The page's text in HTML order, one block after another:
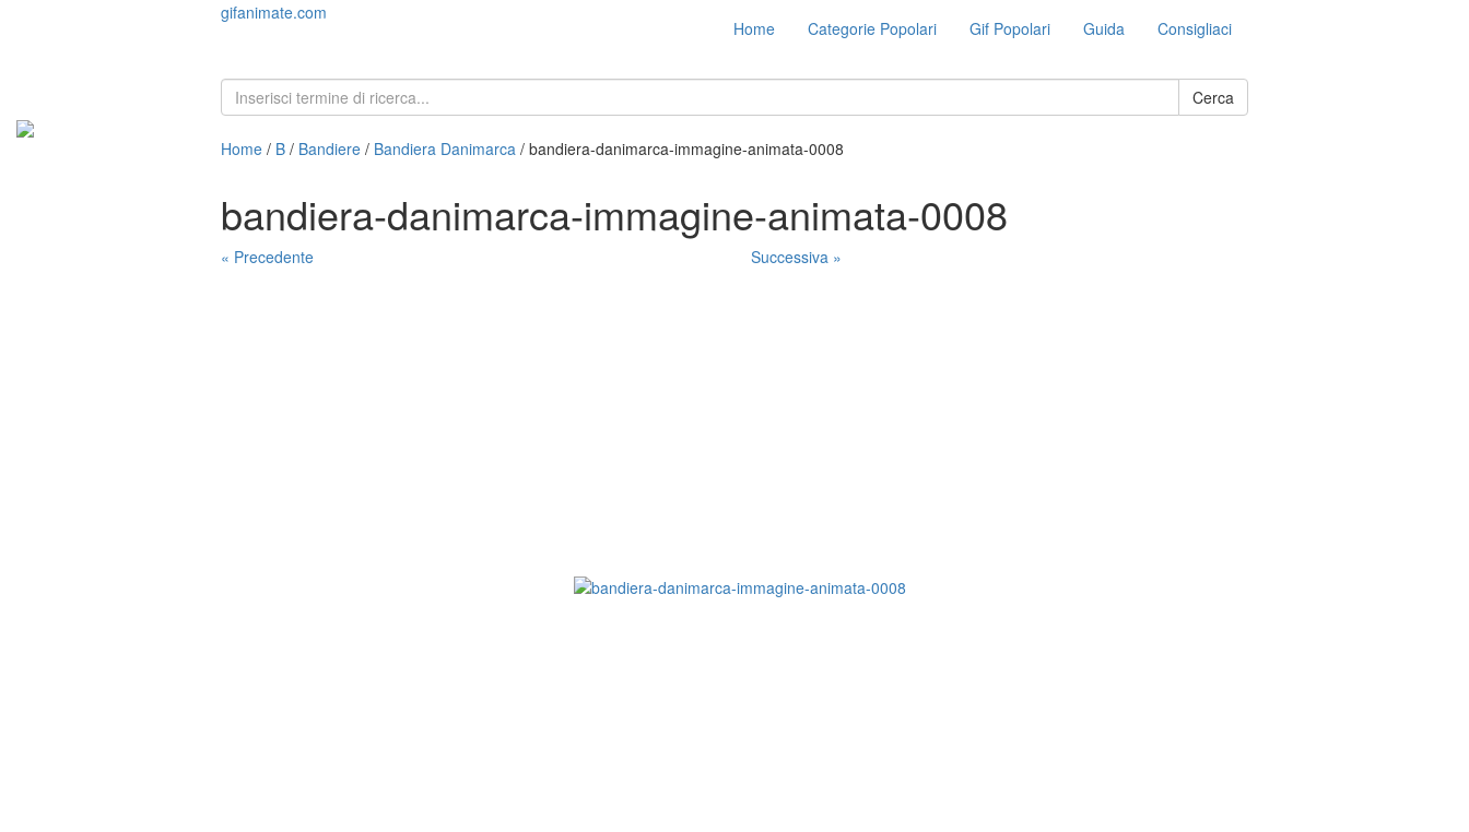
gifanimate.com
Home Categorie Popolari Gif Popolari Guida Consigliaci
Cerca
Home / B / Bandiere / Bandiera Danimarca / bandiera-danimarca-immagine-animata-0008
bandiera-danimarca-immagine-animata-0008
« Precedente Successiva »